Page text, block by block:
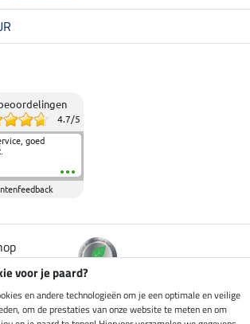
4.7/5
goed
voor je paard?
en andere technologieën om je een optimale en veilige
om de prestaties van onze website te meten en om